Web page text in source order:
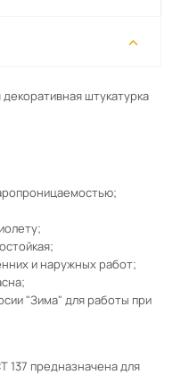
штукатурка
и наружных работ;
"Зима" для работы при
137 предназначена для